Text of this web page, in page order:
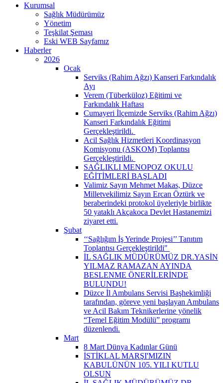
Kurumsal
Sağlık Müdürümüz
Yönetim
Teşkilat Şeması
Eski WEB Sayfamız
Haberler
2026
Ocak
Serviks (Rahim Ağzı) Kanseri Farkındalık
Ayı
Verem (Tüberküloz) Eğitimi ve
Farkındalık Haftası
Cumayeri İlçemizde Serviks (Rahim Ağzı)
Kanseri Farkındalık Eğitimi
Gerçekleştirildi. ​
Acil Sağlık Hizmetleri Koordinasyon
Komisyonu (ASKOM) Toplantısı
Gerçekleştirildi. ​
SAĞLIKLI MENOPOZ OKULU
EĞİTİMLERİ BAŞLADI
Valimiz Sayın Mehmet Makas, Düzce
Milletvekilimiz Sayın Ercan Öztürk ve
beraberindeki protokol üyeleriyle birlikte
50 yataklı Akçakoca Devlet Hastanemizi
ziyaret etti.
Şubat
‘‘Sağlığım İş Yerinde Projesi’’ Tanıtım
Toplantısı Gerçekleştirildi" ​
İL SAĞLIK MÜDÜRÜMÜZ DR.YASİN
YILMAZ RAMAZAN AYINDA
BESLENME ÖNERİLERİNDE
BULUNDU!
Düzce İl Ambulans Servisi Başhekimliği
tarafından, göreve yeni başlayan Ambulans
ve Acil Bakım Teknikerlerine yönelik
“Temel Eğitim Modülü” programı
düzenlendi.
Mart
8 Mart Dünya Kadınlar Günü
İSTİKLAL MARŞI'MIZIN
KABULÜNÜN 105. YILI KUTLU
OLSUN